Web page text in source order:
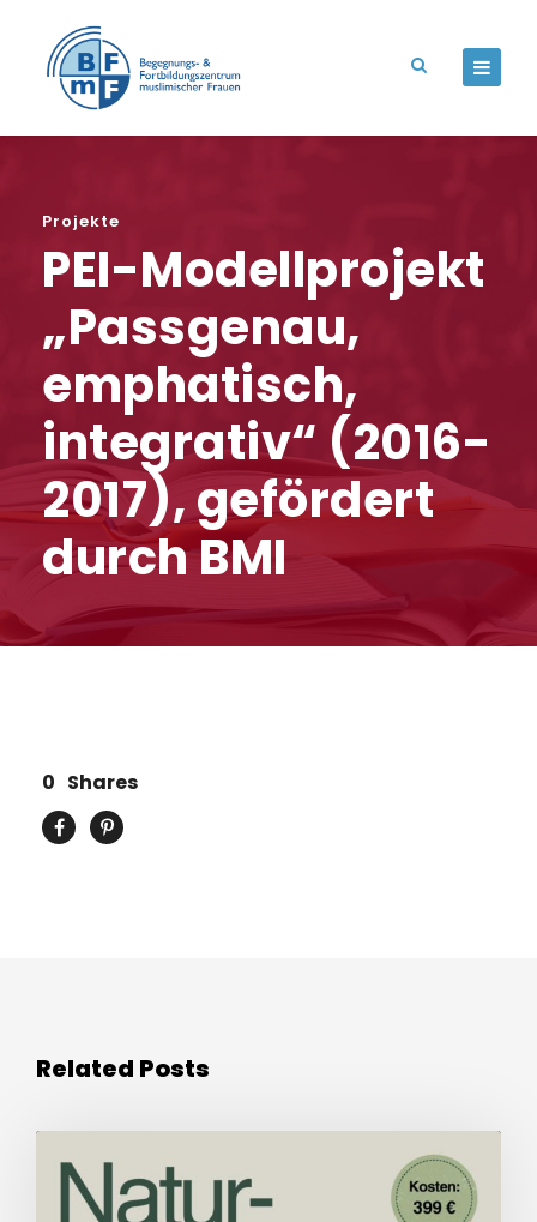
Projekte
PEI-Modellprojekt
„Passgenau,
emphatisch,
integrativ“ (2016-
2017), gefördert
durch BMI
0 Shares
Related Posts